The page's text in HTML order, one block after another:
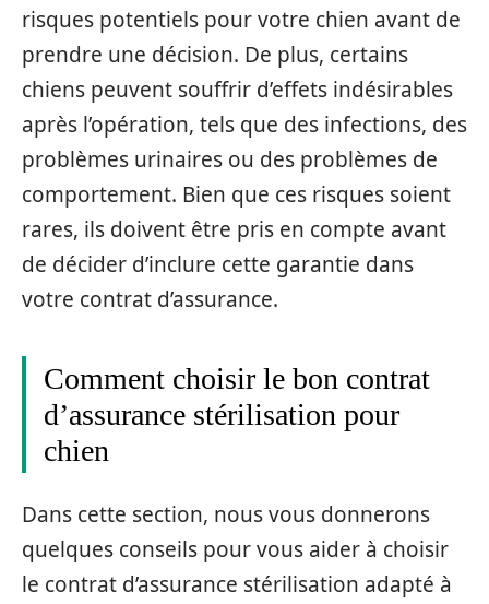
risques potentiels pour votre chien avant de
prendre une décision. De plus, certains
chiens peuvent souffrir d’effets indésirables
après l’opération, tels que des infections, des
problèmes urinaires ou des problèmes de
comportement. Bien que ces risques soient
rares, ils doivent être pris en compte avant
de décider d’inclure cette garantie dans
votre contrat d’assurance.
Comment choisir le bon contrat
d’assurance stérilisation pour
chien
Dans cette section, nous vous donnerons
quelques conseils pour vous aider à choisir
le contrat d’assurance stérilisation adapté à